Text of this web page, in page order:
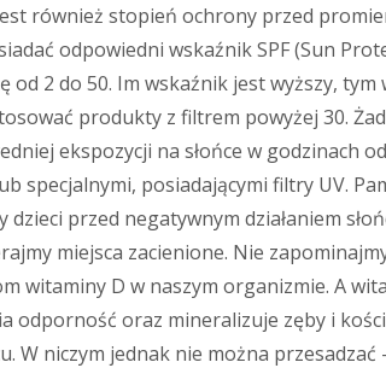
również stopień ochrony przed
odpowiedni wskaźnik SPF (Sun
od 2 do 50. Im wskaźnik jest wyższy,
produkty z filtrem powyżej 30.
ekspozycji na słońce w godzinach
specjalnymi, posiadającymi filtry UV.
dzieci przed negatywnym działaniem
miejsca zacienione. Nie
witaminy D w naszym organizmie. A
odporność oraz mineralizuje zęby i
W niczym jednak nie można